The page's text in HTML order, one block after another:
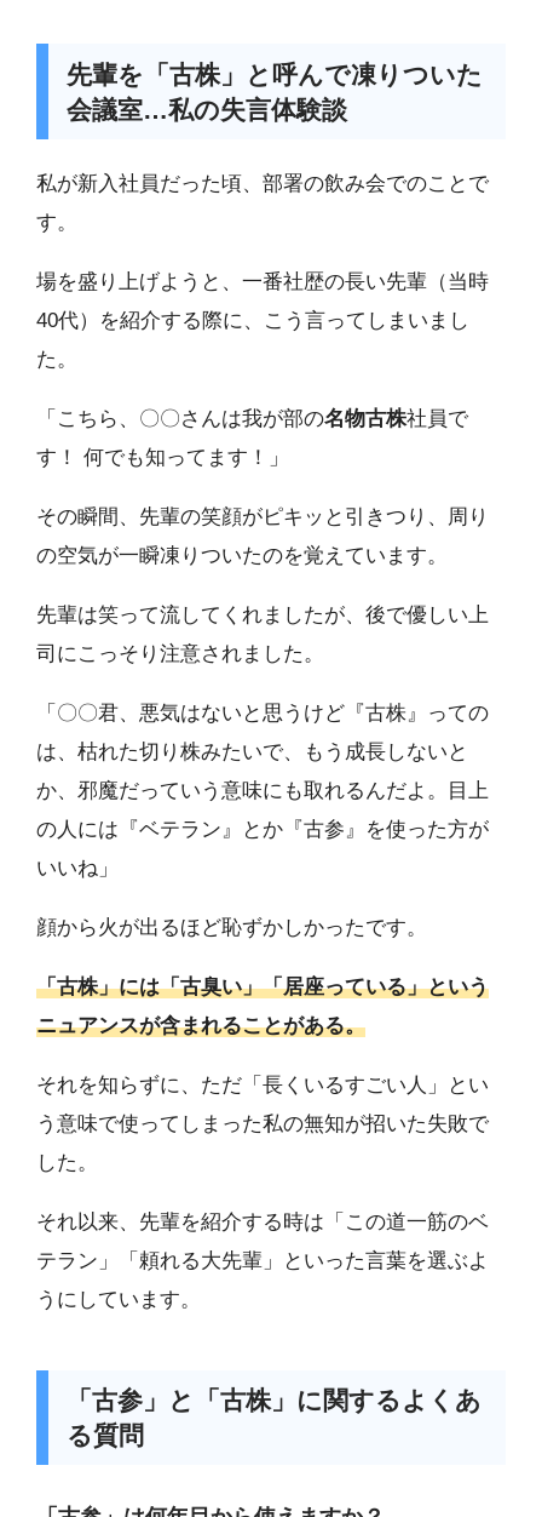
先輩を「古株」と呼んで凍りついた
会議室…私の失言体験談
私が新入社員だった頃、部署の飲み会でのことで
す。
場を盛り上げようと、一番社歴の長い先輩（当時
40代）を紹介する際に、こう言ってしまいまし
た。
「こちら、〇〇さんは我が部の名物古株社員で
す！ 何でも知ってます！」
その瞬間、先輩の笑顔がピキッと引きつり、周り
の空気が一瞬凍りついたのを覚えています。
先輩は笑って流してくれましたが、後で優しい上
司にこっそり注意されました。
「〇〇君、悪気はないと思うけど『古株』っての
は、枯れた切り株みたいで、もう成長しないと
か、邪魔だっていう意味にも取れるんだよ。目上
の人には『ベテラン』とか『古参』を使った方が
いいね」
顔から火が出るほど恥ずかしかったです。
「古株」には「古臭い」「居座っている」という
ニュアンスが含まれることがある。
それを知らずに、ただ「長くいるすごい人」とい
う意味で使ってしまった私の無知が招いた失敗で
した。
それ以来、先輩を紹介する時は「この道一筋のベ
テラン」「頼れる大先輩」といった言葉を選ぶよ
うにしています。
「古参」と「古株」に関するよくあ
る質問